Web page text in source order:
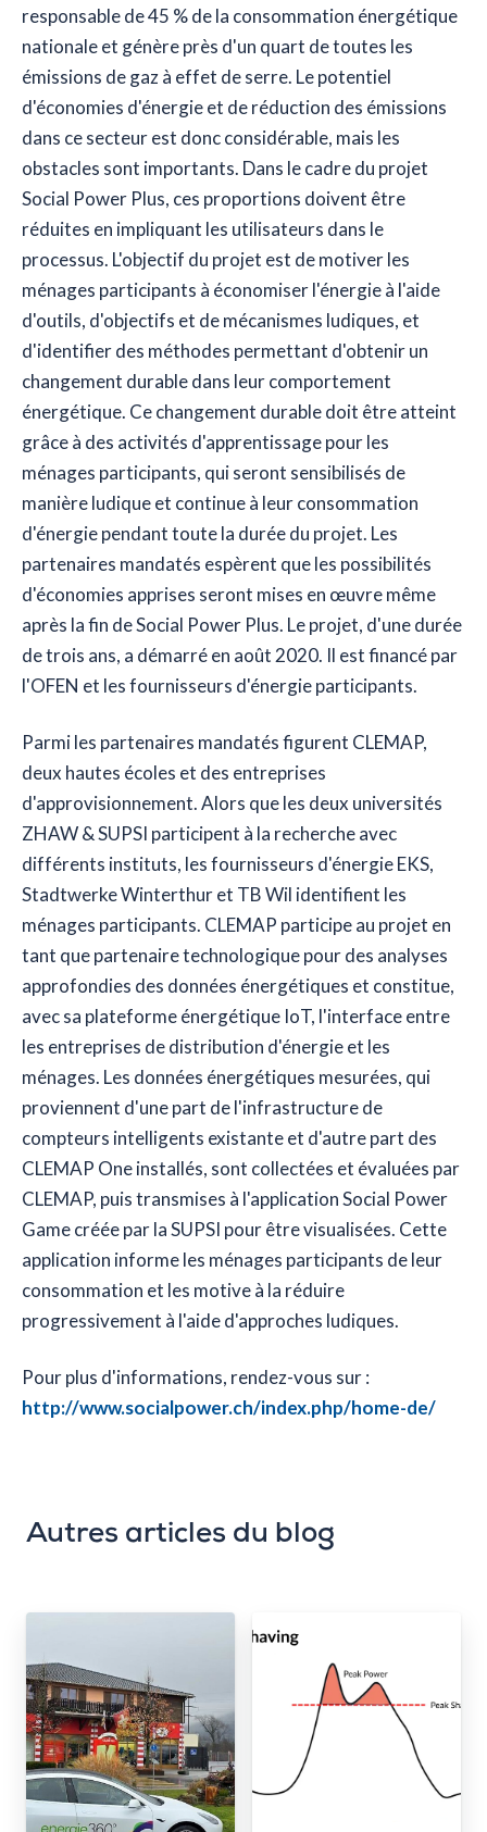
responsable de 45 % de la consommation énergétique
nationale et génère près d'un quart de toutes les
émissions de gaz à effet de serre. Le potentiel
d'économies d'énergie et de réduction des émissions
dans ce secteur est donc considérable, mais les
obstacles sont importants. Dans le cadre du projet
Social Power Plus, ces proportions doivent être
réduites en impliquant les utilisateurs dans le
processus. L'objectif du projet est de motiver les
ménages participants à économiser l'énergie à l'aide
d'outils, d'objectifs et de mécanismes ludiques, et
d'identifier des méthodes permettant d'obtenir un
changement durable dans leur comportement
énergétique. Ce changement durable doit être atteint
grâce à des activités d'apprentissage pour les
ménages participants, qui seront sensibilisés de
manière ludique et continue à leur consommation
d'énergie pendant toute la durée du projet. Les
partenaires mandatés espèrent que les possibilités
d'économies apprises seront mises en œuvre même
après la fin de Social Power Plus. Le projet, d'une durée
de trois ans, a démarré en août 2020. Il est financé par
l'OFEN et les fournisseurs d'énergie participants.
Parmi les partenaires mandatés figurent CLEMAP,
deux hautes écoles et des entreprises
d'approvisionnement. Alors que les deux universités
ZHAW & SUPSI participent à la recherche avec
différents instituts, les fournisseurs d'énergie EKS,
Stadtwerke Winterthur et TB Wil identifient les
ménages participants. CLEMAP participe au projet en
tant que partenaire technologique pour des analyses
approfondies des données énergétiques et constitue,
avec sa plateforme énergétique IoT, l'interface entre
les entreprises de distribution d'énergie et les
ménages. Les données énergétiques mesurées, qui
proviennent d'une part de l'infrastructure de
compteurs intelligents existante et d'autre part des
CLEMAP One installés, sont collectées et évaluées par
CLEMAP, puis transmises à l'application Social Power
Game créée par la SUPSI pour être visualisées. Cette
application informe les ménages participants de leur
consommation et les motive à la réduire
progressivement à l'aide d'approches ludiques.
Pour plus d'informations, rendez-vous sur :
http://www.socialpower.ch/index.php/home-de/
Autres articles du blog